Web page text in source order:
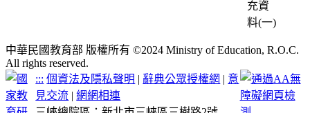
中華民國教育部 版權所有 ©2024 Ministry of Education, R.O.C.
All rights reserved.
::: 個資法及隱私聲明 | 辭典公眾授權網 | 意
見交流 |網網相連